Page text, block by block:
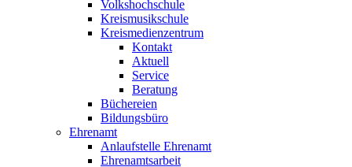
Volkshochschule
Kreismusikschule
Kreismedienzentrum
Kontakt
Aktuell
Service
Beratung
Büchereien
Bildungsbüro
Ehrenamt
Anlaufstelle Ehrenamt
Ehrenamtsarbeit